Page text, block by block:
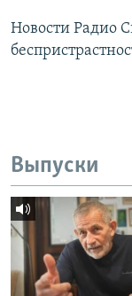
Новости Радио
Выпуски